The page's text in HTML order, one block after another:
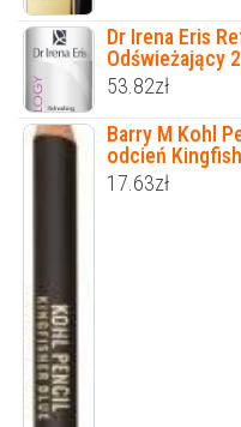
Dr Irena Eris
Odświeżający
53.82zł
Barry M Kohl
odcień
17.63zł